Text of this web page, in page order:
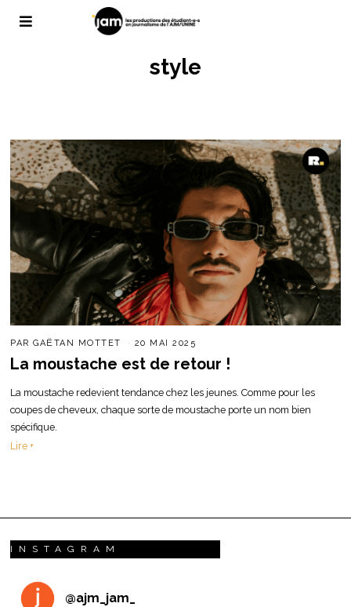
style
PARGAËTAN MOTTET 20 MAI 2025
La moustache est de retour !
La moustache redevient tendance chez les jeunes. Comme pour les
coupes de cheveux, chaque sorte de moustache porte un nom bien
spécifique.
Lire +
INSTAGRAM
@ajm_jam_